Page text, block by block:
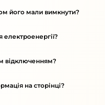
його мали вимкнути?
відключенням?
на сторінці?